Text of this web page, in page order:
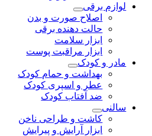
لوازم برقی
اصلاح صورت و بدن
حالت دهنده برقی
ابزار سلامت
ابزار مراقبت پوست
مادر و کودک
بهداشت و حمام کودک
عطر و اسپری کودک
ضد آفتاب کودک
سالنی
کاشت و طراحی ناخن
ابزار آرایش و پیرایش